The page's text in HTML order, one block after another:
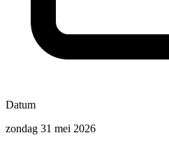
Datum
zondag 31 mei 2026